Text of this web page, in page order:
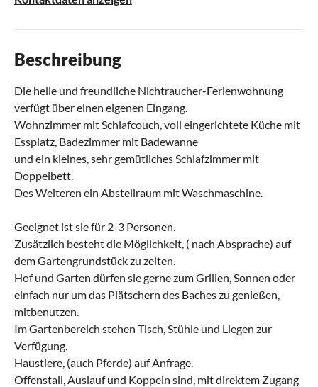
Beschreibung
Die helle und freundliche Nichtraucher-Ferienwohnung
verfügt über einen eigenen Eingang.
Wohnzimmer mit Schlafcouch, voll eingerichtete Küche mit
Essplatz, Badezimmer mit Badewanne
und ein kleines, sehr gemütliches Schlafzimmer mit
Doppelbett.
Des Weiteren ein Abstellraum mit Waschmaschine.
Geeignet ist sie für 2-3 Personen.
Zusätzlich besteht die Möglichkeit, ( nach Absprache) auf
dem Gartengrundstück zu zelten.
Hof und Garten dürfen sie gerne zum Grillen, Sonnen oder
einfach nur um das Plätschern des Baches zu genießen,
mitbenutzen.
Im Gartenbereich stehen Tisch, Stühle und Liegen zur
Verfügung.
Haustiere, (auch Pferde) auf Anfrage.
Offenstall, Auslauf und Koppeln sind, mit direktem Zugang